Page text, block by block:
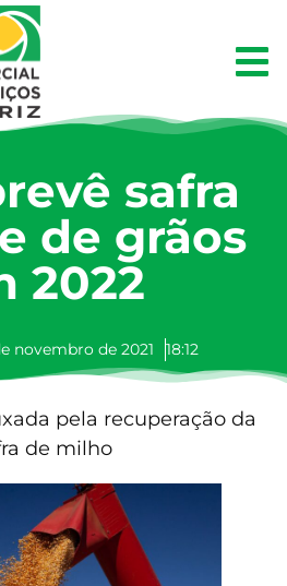
safra
de grãos
2022
novembro de 2021 18:12
pela recuperação da
de milho